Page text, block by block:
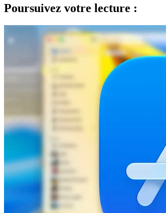
Poursuivez votre lecture :